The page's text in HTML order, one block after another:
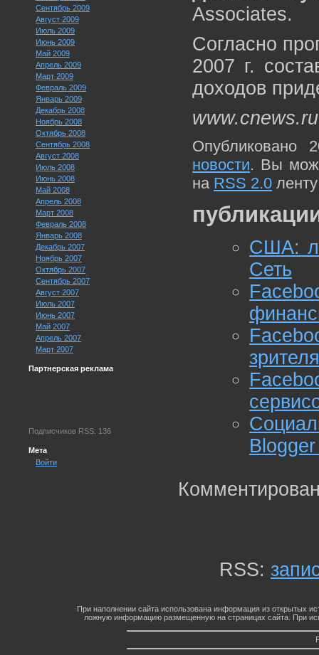
Сентябрь 2009
Август 2009
Июль 2009
Июнь 2009
Май 2009
Апрель 2009
Март 2009
Февраль 2009
Январь 2009
Декабрь 2008
Ноябрь 2008
Октябрь 2008
Сентябрь 2008
Август 2008
Июль 2008
Июнь 2008
Май 2008
Апрель 2008
Март 2008
Февраль 2008
Январь 2008
Декабрь 2007
Ноябрь 2007
Октябрь 2007
Сентябрь 2007
Август 2007
Июль 2007
Июнь 2007
Май 2007
Апрель 2007
Март 2007
Партнерская реклама
Подписчиков RSS: 136
Мета
Войти
Associates.
Согласно
2007 г.
доходов
www.cnews.ru
Опубликовано
новости. Вы
на RSS 2.0
США:
Сеть
RSS:
При наполнении сайта использована информация из открытых
ложную информацию размещенную на страницах сайта. При